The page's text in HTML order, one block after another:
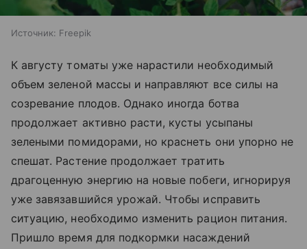
Источник: Freepik
К августу томаты уже нарастили необходимый
объем зеленой массы и направляют все силы на
созревание плодов. Однако иногда ботва
продолжает активно расти, кусты усыпаны
зелеными помидорами, но краснеть они упорно не
спешат. Растение продолжает тратить
драгоценную энергию на новые побеги, игнорируя
уже завязавшийся урожай. Чтобы исправить
ситуацию, необходимо изменить рацион питания.
Пришло время для подкормки насаждений